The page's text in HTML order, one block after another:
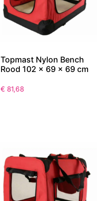
Topmast Nylon Bench
Rood 102 x 69 x 69 cm
€ 81,68